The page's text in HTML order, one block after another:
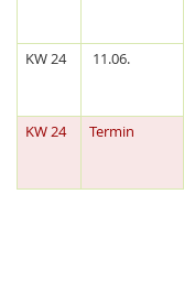
KW 24
11.06.
KW 24
Termin